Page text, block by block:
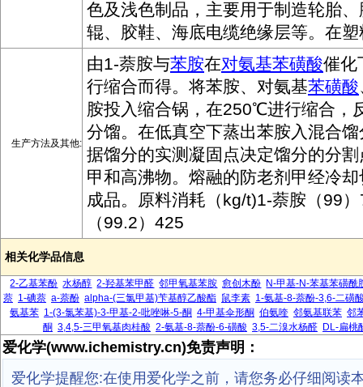
色及浅色制品，主要用于制造轮胎
辊、胶鞋、海底电缆绝缘层等。在塑
生产方法及其他:
由1-萘胺与苯胺在对氨基苯磺酸催化
行缩合而得。将苯胺、对氨基苯磺酸
胺投入缩合锅，在250℃进行缩合，
分馏。在低真空下蒸出苯胺入混合
据馏分的实测凝固点决定馏分的分
甲和高沸物。熔融的防老剂甲经冷
成品。原料消耗（kg/t)1-萘胺（99
（99.2）425
相关化学品信息
2-乙基苯酚 水杨醇 2-羟基苯甲醛 邻甲氧基苯胺 愈创木酚 N-甲基-N-苯基苯磺酰
萘 1-碘萘 a-萘酚 alpha-(三氯甲基)苄基醇乙酸酯 鼠李素 1-氨基-8-萘酚-3,6-二磺
氨基苯 1-(3-氯苯基)-3-甲基-2-吡唑啉-5-酮 4-甲基伞形酮 伯氨喹 邻氨基联苯 邻
酮 3,4,5-三甲氧基肉桂酸 2-氨基-8-萘酚-6-磺酸 3,5-二溴水杨醛 DL-扁桃
爱化学(www.ichemistry.cn)免责声明：
爱化学提醒您:在使用爱化学之前，请您务必仔细阅读